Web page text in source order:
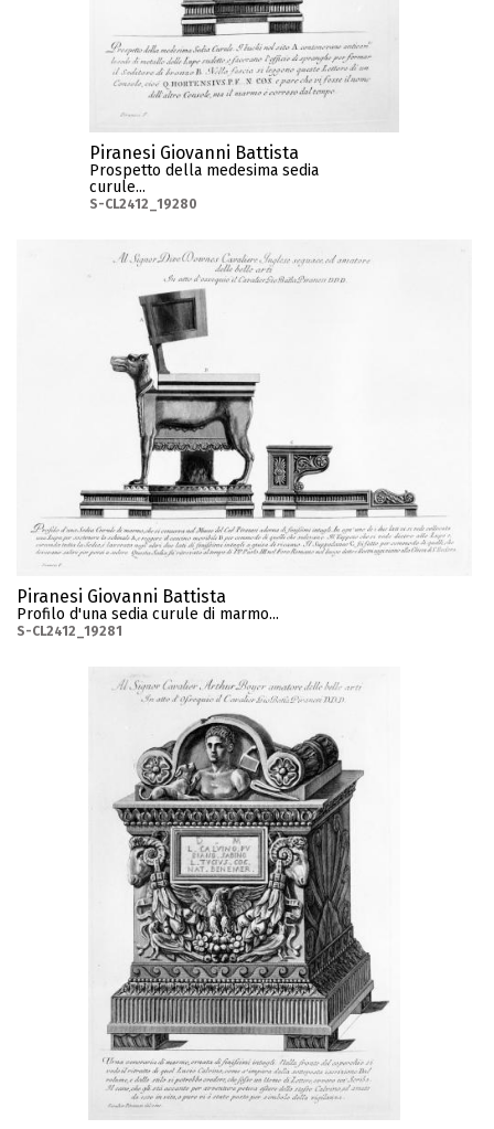
Piranesi Giovanni Battista
Prospetto della medesima sedia
curule...
S-CL2412_19280
Piranesi Giovanni Battista
Profilo d'una sedia curule di marmo...
S-CL2412_19281